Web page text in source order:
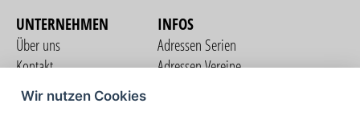
UNTERNEHMEN
Über uns
Kontakt
Nutzungsbedingungen
Datenschutzerklärung
INFOS
Adressen Serien
Adressen Vereine
Wir nutzen Cookies